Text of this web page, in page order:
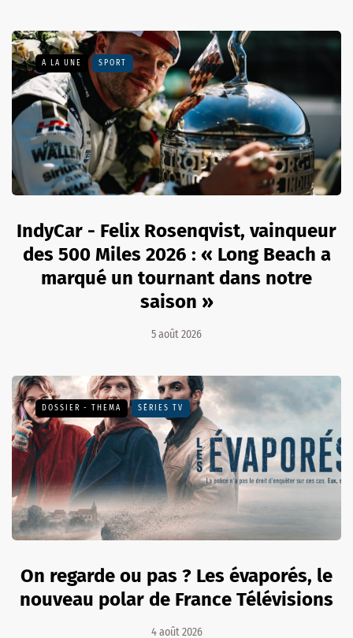
A LA UNE SPORT
IndyCar - Felix Rosenqvist, vainqueur
des 500 Miles 2026 : « Long Beach a
marqué un tournant dans notre
saison »
5 août 2026
DOSSIER - THEMA SÉRIES TV
On regarde ou pas ? Les évaporés, le
nouveau polar de France Télévisions
4 août 2026